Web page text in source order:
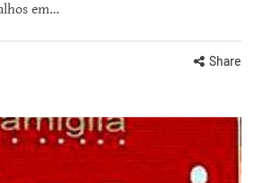
em…
Share